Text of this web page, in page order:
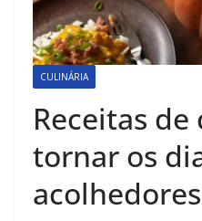
CULINÁRIA
Receitas
tornar os
acolhedores